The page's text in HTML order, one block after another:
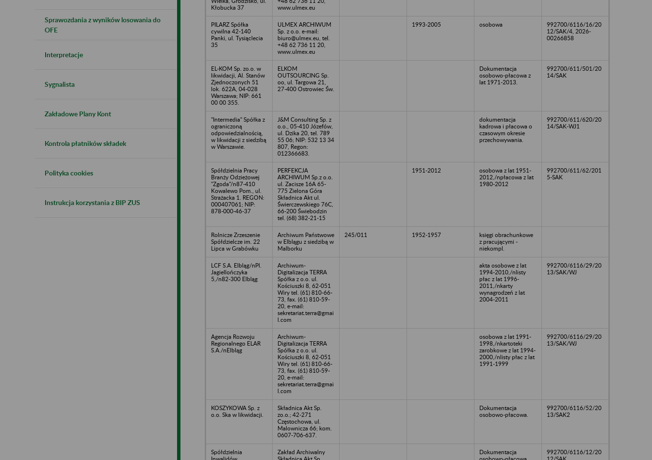
Sprawozdania z wyników losowania do
OFE
Interpretacje
Sygnalista
Zakładowe Plany Kont
Kontrola płatników składek
Polityka cookies
Instrukcja korzystania z BIP ZUS
Kłobucka 37
www.ulmex.eu
PILARZ Spółka
cywilna 42-140
Panki, ul. Tysiąclecia
35
ULMEX ARCHIWUM
Sp. z o.o. e-mail:
biuro@ulmex.eu, tel.
+48 62 736 11 20,
www.ulmex.eu
1993-2005 osobowa
992700/6116/16/20
12/SAK/4, 2026-
00266858
EL-KOM Sp. zo.o. w
likwidacji, Al. Stanów
Zjednoczonych 51
lok. 622A, 04-028
Warszawa; NIP: 661
00 00 355.
ELKOM
OUTSOURCING Sp.
oo, ul. Targowa 21,
27-400 Ostrowiec Św.
Dokumentacja
osobowo-płacowa z
lat 1971-2013.
992700/611/501/20
14/SAK
"Intermedia" Spółka z
ograniczoną
odpowiedzialnością,
w likwidacji z siedzibą
w Warszawie.
J&M Consulting Sp. z
o.o., 05-410 Józefów,
ul. Dzika 20, tel. 789
55 06; NIP: 532 13 34
807, Regon:
012366683.
dokumentacja
kadrowa i płacowa o
czasowym okresie
przechowywania.
992700/611/620/20
14/SAK-WJ1
Spółdzielnia Pracy
Branży Odzieżowej
"Zgoda"/n87-410
Kowalewo Pom., ul.
Strażacka 1. REGON:
000407061; NIP:
878-000-46-37
PERFEKCJA
ARCHIWUM Sp.z o.o.
ul. Zacisze 16A 65-
775 Zielona Góra
Składnica Akt ul.
Świerczewskiego 76C,
66-200 Świebodzin
tel. (68) 382-21-15
1951-2012
osobowa z lat 1951-
2012,/npłacowa z lat
1980-2012
992700/611/62/201
5-SAK
Rolnicze Zrzeszenie
Spółdzielcze im. 22
Lipca w Grabówku
Archiwum Państwowe
w Elblągu z siedzibą w
Malborku
245/011 1952-1957
księgi obrachunkowe
z pracującymi -
niekompl.
LCF S.A. Elbląg/nPl.
Jagiellończyka
5,/n82-300 Elbląg
Archiwum-
Digitalizacja TERRA
Spółka z o.o. ul.
Kościuszki 8, 62-051
Wiry tel. (61) 810-66-
73, fax. (61) 810-59-
20, e-mail:
sekretariat.terra@gmai
l.com
akta osobowe z lat
1994-2010,/nlisty
płac z lat 1996-
2011,/nkarty
wynagrodzeń z lat
2004-2011
992700/6116/29/20
13/SAK/WJ
Agencja Rozwoju
Regionalnego ELAR
S.A./nElbląg
Archiwum-
Digitalizacja TERRA
Spółka z o.o. ul.
Kościuszki 8, 62-051
Wiry tel. (61) 810-66-
73, fax. (61) 810-59-
20, e-mail:
sekretariat.terra@gmai
l.com
osobowa z lat 1991-
1998,/nkartoteki
zarobkowe z lat 1994-
2000,/nlisty płac z lat
1991-1999
992700/6116/29/20
13/SAK/WJ
KOSZYKOWA Sp. z
o.o. Ska w likwidacji.
Składnica Akt Sp.
zo.o.; 42-271
Częstochowa, ul.
Malownicza 66; kom.
0607-706-637.
Dokumentacja
osobowo-płacowa.
992700/6116/52/20
13/SAK2
Spółdzielnia
Zakład Archiwalny
Dokumentacja
992700/6116/12/20